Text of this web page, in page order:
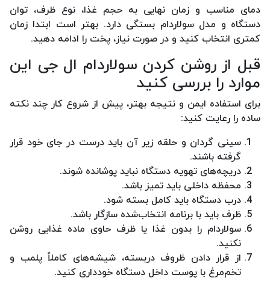
دمای مناسب و زمان نهایی به حجم غذا، نوع ظرف، توان
دستگاه و مدل سولاردام بستگی دارد. بهتر است ابتدا زمان
کمتری انتخاب کنید و در صورت نیاز، پخت را ادامه دهید.
قبل از روشن کردن سولاردام ال جی این
موارد را بررسی کنید
برای استفاده ایمن و نتیجه بهتر، پیش از شروع کار چند نکته
ساده را رعایت کنید:
سینی گردان و حلقه زیر آن باید درست در جای خود قرار
گرفته باشند.
دریچه‌های تهویه دستگاه نباید پوشانده شوند.
محفظه داخلی باید تمیز باشد.
درب دستگاه باید کامل بسته شود.
ظرف باید با برنامه انتخاب‌شده سازگار باشد.
سولاردام را بدون غذا یا ظرف حاوی ماده غذایی روشن
نکنید.
از قرار دادن ظروف دربسته، شیشه‌های کاملاً پلمب و
تخم‌مرغ با پوست داخل دستگاه خودداری کنید.